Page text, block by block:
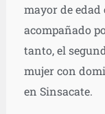
mayor de
acompañado
tanto, el
mujer con
en Sinsacate.